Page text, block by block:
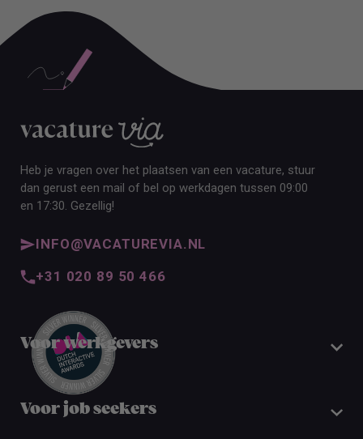
Heb je vragen over het plaatsen van een vacature, stuur
dan gerust een mail of bel op werkdagen tussen 09:00
en 17:30. Gezellig!
INFO@VACATUREVIA.NL
+31 020 89 50 466
Voor werkgevers
Voor job seekers